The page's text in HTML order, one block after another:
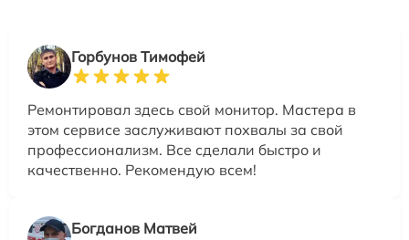
Горбунов Тимофей
Ремонтировал здесь свой монитор. Мастера в
этом сервисе заслуживают похвалы за свой
профессионализм. Все сделали быстро и
качественно. Рекомендую всем!
Богданов Матвей